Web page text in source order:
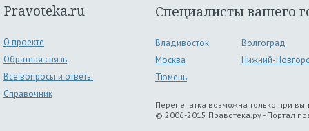
Pravoteka.ru
О проекте
Обратная связь
Все вопросы и ответы
Справочник
Специалисты вашего
Владивосток
Волгоград
Москва
Нижний-
Тюмень
Перепечатка возможна только при
© 2006-2015 Правотека.ру - Портал